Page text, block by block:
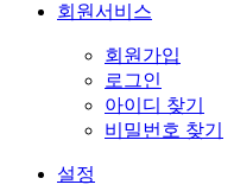
회원서비스
회원가입
로그인
아이디 찾기
비밀번호 찾기
설정